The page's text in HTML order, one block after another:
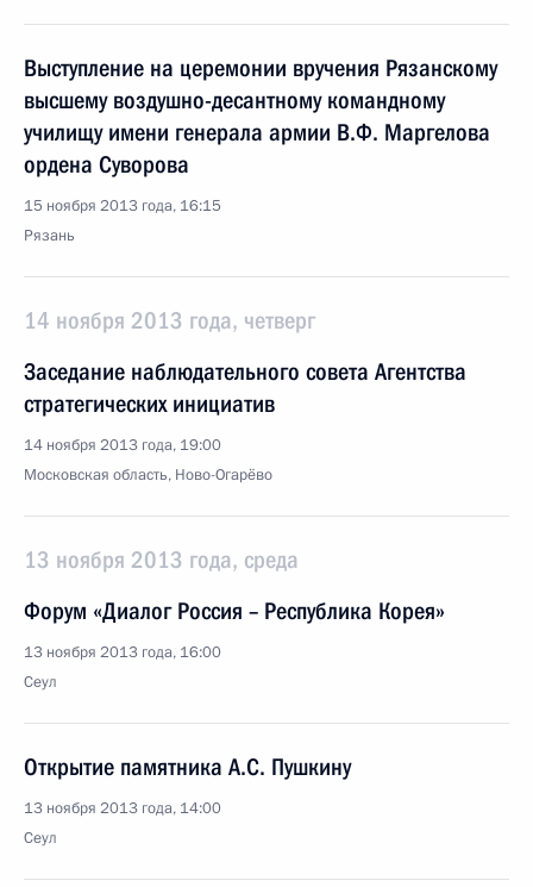
Выступление на церемонии вручения Рязанскому
высшему воздушно-десантному командному
училищу имени генерала армии В.Ф. Маргелова
ордена Суворова
15 ноября 2013 года, 16:15
Рязань
14 ноября 2013 года, четверг
Заседание наблюдательного совета Агентства
стратегических инициатив
14 ноября 2013 года, 19:00
Московская область, Ново-Огарёво
13 ноября 2013 года, среда
Форум «Диалог Россия – Республика Корея»
13 ноября 2013 года, 16:00
Сеул
Открытие памятника А.С. Пушкину
13 ноября 2013 года, 14:00
Сеул